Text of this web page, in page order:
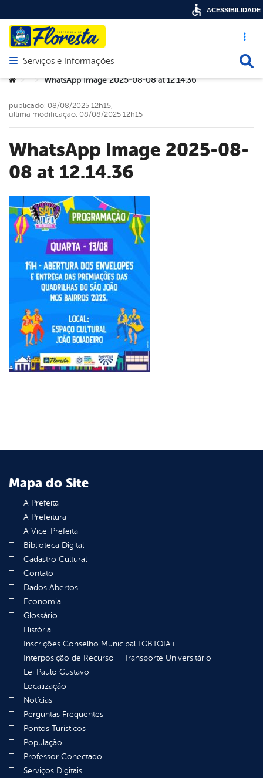
Acesso
Abrir menu principal de navegação
Serviços e Informações
Você está aqui:
> > WhatsApp Image 2025-08-08 at 12.14.36
WhatsApp Image 2025-08-
08 at 12.14.36
publicado: 08/08/2025 12h15,
última modificação: 08/08/2025 12h15
Mapa do Site
A Prefeita
A Prefeitura
A Vice-Prefeita
Biblioteca Digital
Cadastro Cultural
Contato
Dados Abertos
Economia
Glossário
História
Inscrições Conselho Municipal LGBTQIA+
Interposição de Recurso – Transporte Universitário
Lei Paulo Gustavo
Localização
Notícias
Perguntas Frequentes
Pontos Turísticos
População
Professor Conectado
Serviços Digitais
ACESSIBILIDADE